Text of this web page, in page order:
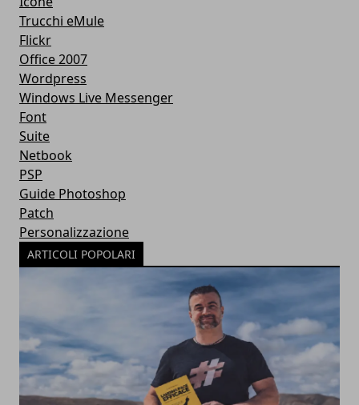
Trucchi eMule
Flickr
Office 2007
Wordpress
Windows Live Messenger
Font
Suite
Netbook
PSP
Guide Photoshop
Patch
Personalizzazione
ARTICOLI POPOLARI